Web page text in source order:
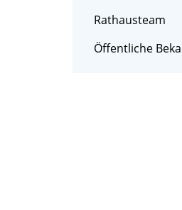
Rathausteam
Öffentliche